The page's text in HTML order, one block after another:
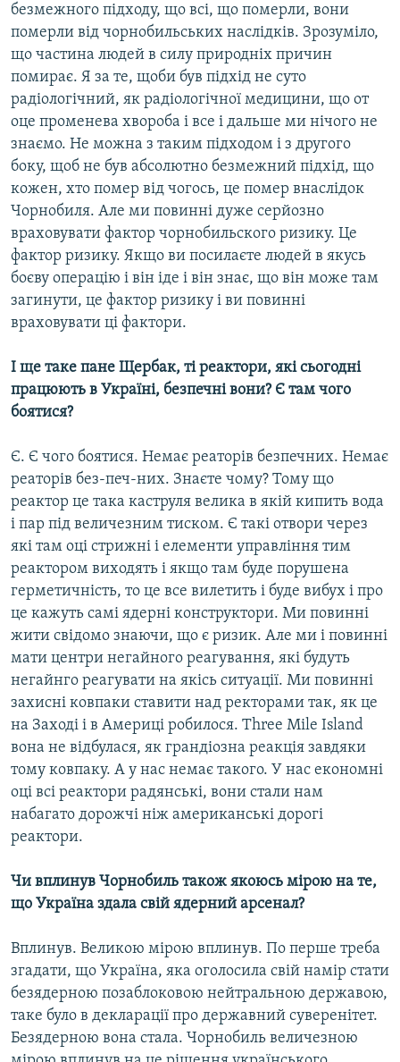
безмежного підходу, що всі, що померли, вони
померли від чорнобильських наслідків. Зрозуміло,
що частина людей в силу природніх причин
помирає. Я за те, щоби був підхід не суто
радіологічний, як радіологічної медицини, що от
оце променева хвороба і все і дальше ми нічого не
знаємо. Не можна з таким підходом і з другого
боку, щоб не був абсолютно безмежний підхід, що
кожен, хто помер від чогось, це помер внаслідок
Чорнобиля. Але ми повинні дуже серйозно
враховувати фактор чорнобильского ризику. Це
фактор ризику. Якщо ви посилаєте людей в якусь
боєву операцію і він іде і він знає, що він може там
загинути, це фактор ризику і ви повинні
враховувати ці фактори.
І ще таке пане Щербак, ті реактори, які сьогодні
працюють в Україні, безпечні вони? Є там чого
боятися?
Є. Є чого боятися. Немає реаторів безпечних. Немає
реаторів без-печ-них. Знаєте чому? Тому що
реактор це така каструля велика в якій кипить вода
і пар під величезним тиском. Є такі отвори через
які там оці стрижні і елементи управління тим
реактором виходять і якщо там буде порушена
герметичність, то це все вилетить і буде вибух і про
це кажуть самі ядерні конструктори. Ми повинні
жити свідомо знаючи, що є ризик. Але ми і повинні
мати центри негайного реагування, які будуть
негайнго реагувати на якісь ситуації. Ми повинні
захисні ковпаки ставити над ректорами так, як це
на Заході і в Америці робилося. Three Mile Island
вона не відбулася, як грандіозна реакція завдяки
тому ковпаку. А у нас немає такого. У нас економні
оці всі реактори радянські, вони стали нам
набагато дорожчі ніж американські дорогі
реактори.
Чи вплинув Чорнобиль також якоюсь мірою на те,
що Україна здала свій ядерний арсенал?
Вплинув. Великою мірою вплинув. По перше треба
згадати, що Україна, яка оголосила свій намір стати
безядерною позаблоковою нейтральною державою,
таке було в декларації про державний суверенітет.
Безядерною вона стала. Чорнобиль величезною